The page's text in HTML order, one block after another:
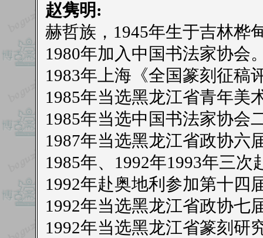
赵隽明:
赫哲族，1945年生于吉林桦
1980年加入中国书法家协会
1983年上海《全国篆刻征稿
1985年当选黑龙江省青年美
1985年当选中国书法家协会
1987年当选黑龙江省政协六
1985年、1992年1993年三
1992年赴奥地利参加第十四
1992年当选黑龙江省政协七
1992年当选黑龙江省篆刻研